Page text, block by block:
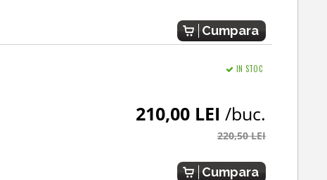
Cumpara
IN STOC
210,00 LEI /buc.
220,50 LEI
Cumpara